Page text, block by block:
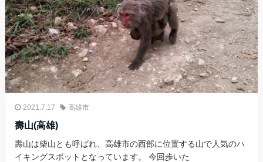
2021.7.17 高雄市
壽山(高雄)
壽山は柴山とも呼ばれ、高雄市の西部に位置する山で人気のハ
イキングスポットとなっています。 今回歩いた